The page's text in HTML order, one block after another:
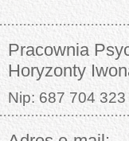
Pracownia
Horyzonty
Nip: 687 704 323